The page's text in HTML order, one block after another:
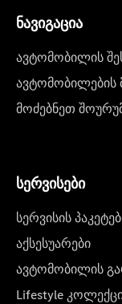
ნავიგაცია
ავტომობილის
ავტომობილების
მოძებნეთ
სერვისები
სერვისის
აქსესუარები
ავტომობილის
Lifestyle